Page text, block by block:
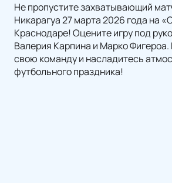
Не пропустите захватывающий
Никарагуа 27 марта 2026 года на
Краснодаре! Оцените игру под
Валерия Карпина и Марко
свою команду и насладитесь
футбольного праздника!